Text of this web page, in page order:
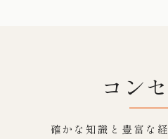
確かな知識と豊富な
コン